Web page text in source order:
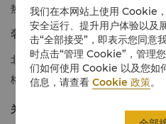
热线电话 1 866 565 5050
奢华空间 尽情放松
北海香格里拉特色套房专为追求的
格外宽敞的空间和一应俱全的设施
关于豪华阁
我们在本网站上使用 Cookie
安全运行、提升用户体验以及
击“全部接受”，即表示您同
时点击“管理 Cookie”，管理
们如何使用 Cookie 以及您如
信息，请查看Cookie 政策。